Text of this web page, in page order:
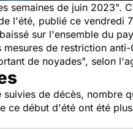
semaines de juin 2023".
l'été, publié ce vendredi
sur l'ensemble du
de restriction
de noyades", selon
de décès, nombre
ce début d'été ont été